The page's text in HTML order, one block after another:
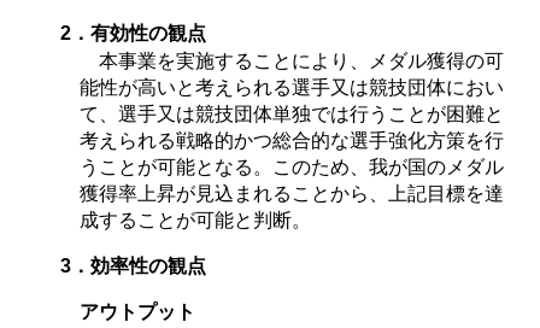
2．有効性の観点
本事業を実施することにより、メダル獲得の可
能性が高いと考えられる選手又は競技団体におい
て、選手又は競技団体単独では行うことが困難と
考えられる戦略的かつ総合的な選手強化方策を行
うことが可能となる。このため、我が国のメダル
獲得率上昇が見込まれることから、上記目標を達
成することが可能と判断。
3．効率性の観点
アウトプット